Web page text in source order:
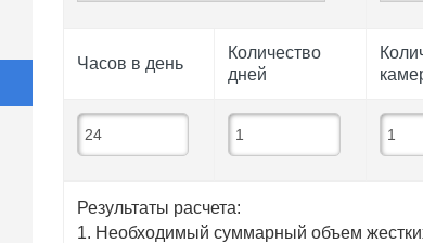
Часов в день
Количество
дней
Результаты расчета:
1. Необходимый суммарный объем